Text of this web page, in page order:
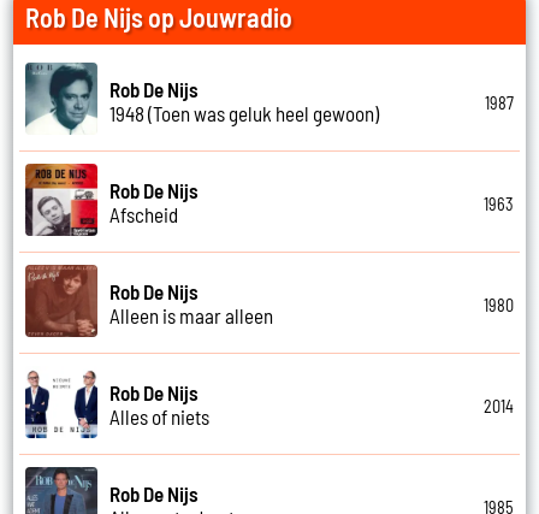
Rob De Nijs op Jouwradio
Rob De Nijs
1948 (Toen was geluk heel gewoon)
1987
Rob De Nijs
Afscheid
1963
Rob De Nijs
Alleen is maar alleen
1980
Rob De Nijs
Alles of niets
2014
Rob De Nijs
1985